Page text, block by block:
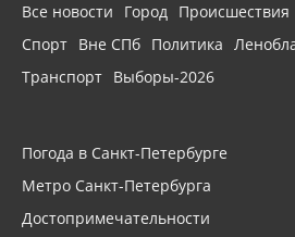
Все новости Город Происшествия
Спорт Вне СПб Политика
Транспорт Выборы-2026
Погода в Санкт-Петербурге
Метро Санкт-Петербурга
Достопримечательности